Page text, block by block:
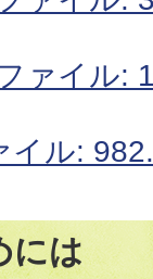
ァイル:
イル:
には